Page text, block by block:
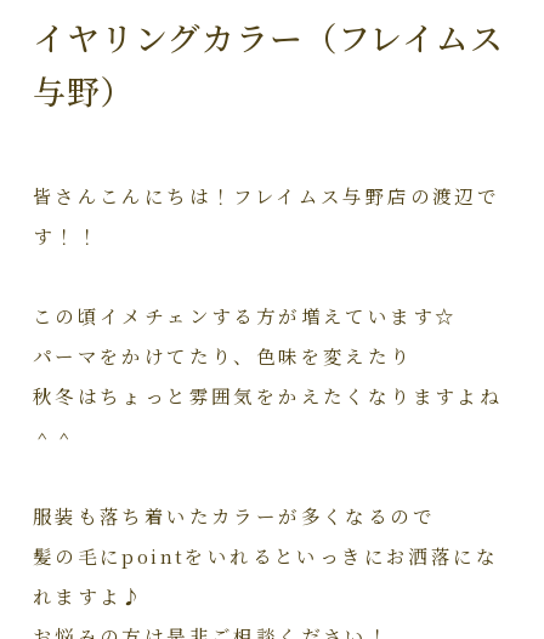
イヤリングカラー（フレイムス
与野）
皆さんこんにちは！フレイムス与野店の渡辺で
す！！
この頃イメチェンする方が増えています☆
パーマをかけてたり、色味を変えたり
秋冬はちょっと雰囲気をかえたくなりますよね
＾＾
服装も落ち着いたカラーが多くなるので
髪の毛にpointをいれるといっきにお洒落にな
れますよ♪